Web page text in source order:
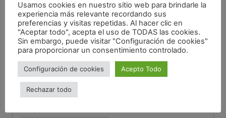
No hay valoraciones aún.
Sé el primero en valorar
“BOTELLA 500 ml”
Tu dirección de correo electrónico no será publicada.
Los campos obligatorios están marcados con
Usamos cookies en nuestro sitio web para brindarle la
experiencia más relevante recordando sus
preferencias y visitas repetidas. Al hacer clic en
"Aceptar todo", acepta el uso de TODAS las cookies.
Sin embargo, puede visitar "Configuración de cookies"
para proporcionar un consentimiento controlado.
Configuración de cookies Acepto Todo
Rechazar todo